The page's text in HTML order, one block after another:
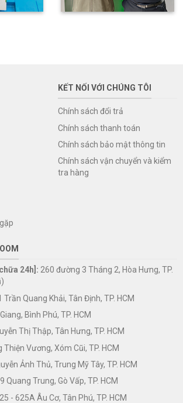
KẾT NỐI VỚI CHÚNG TÔI
Chính sách đổi trả
Chính sách thanh toán
Chính sách bảo mật thông tin
Chính sách vận chuyển và kiểm
tra hàng
24h]: 260 đường 3 Tháng 2, Hòa Hưng, TP.
Trần Quang Khải, Tân Định, TP. HCM
Bình Phú, TP. HCM
Thị Thập, Tân Hưng, TP. HCM
Thiện Vương, Xóm Cũi, TP. HCM
Ảnh Thủ, Trung Mỹ Tây, TP. HCM
Quang Trung, Gò Vấp, TP. HCM
- 625A Âu Cơ, Tân Phú, TP. HCM